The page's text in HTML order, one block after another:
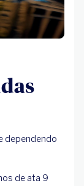
dependendo
de ata 9